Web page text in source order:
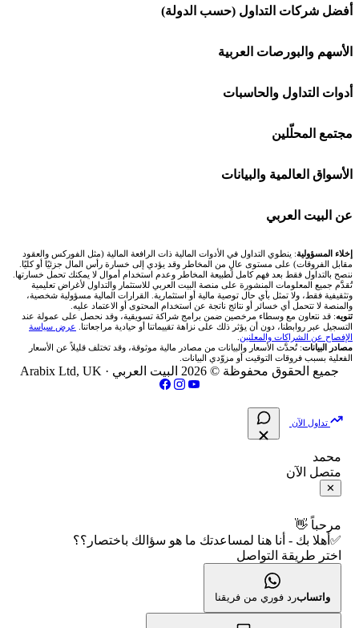
شركة Capital.com
افاتريد AvaTrade
اكسنس Exness
منصة بينانس
اكس تي بي XTB
انتراكتيف بروكرز IBKR
أفضل شركات التداول (حسب الدولة)
شركات تداول في السعودية
شركات تداول في الإمارات
شركات تداول في الكويت
شركات تداول في قطر
شركات تداول في الأردن
شركات تداول في العراق
شركات تداول في فلسطين
الأسهم والبورصات العربية
🌍 كل البورصات العربية
🇸🇦 السوق السعودية
🇦🇪 أسواق الإمارات
🇪🇬 البورصة المصرية
🇶🇦 بورصة قطر
🇯🇴 بورصة عمّان
🇧🇭 بورصة البحرين
فحص الأسهم الأمريكية الشرعي
📋 جميع الأسهم
🕌 الأسهم الحلال
👨‍🏫 العلماء والهيئات الشرعية
أدوات التداول والحاسبات
🕌 حاسبة الزكاة
💱 محول العملات
🧮 حاسبة حجم اللوت
📊 حاسبة قيمة النقطة
💰 حاسبة ربح الفوركس
📌 حاسبة النقاط المحورية
📏 حاسبة حجم المركز
📈 حاسبة عائد التداول
📊 حاسبة الربح التراكمي
🧮 حاسبة متوسط سعر السهم
📅 التقويم الاقتصادي
🕐 أوقات عمل السوق
مجتمع المحلّلين
🧱 حائط المجتمع
🏆 لوحة المحلّلين
✍️ اكتب تحليلك
الأسواق العالمية والبيانات
🌐 المؤشرات العالمية
🥇 سعر الذهب اليوم
🥇 أسعار الذهب والمعادن
💱 أسعار العملات والفوركس
💵 سعر الريال السعودي في مصر
📅 المؤشرات الاقتصادية
عن البيت العربي
من نحن
تواصل معنا
فريق المؤلفين
مقالات تعليمية
سياسة تقييم الشركات
الإبلاغ عن شركة نصابة
شروط الاستخدام
سياسة الخصوصية
إخلاء المسؤولية: ينطوي التداول في الأدوات المالية ذات الرافعة المالية (مثل الفوركس والعقود
مقابل الفروقات) على مستوى عالٍ من المخاطر وقد يؤدي إلى خسارة رأس المال جزئيًا أو كليًا.
ننصح بالتداول فقط بعد فهم كامل لطبيعة المخاطر وعدم استخدام أموال لا يمكنك تحمل خسارتها.
تُقدَّم جميع المعلومات المنشورة على منصة البيت العربي للاستثمار والتداول لأغراض تعليمية
وتثقيفية فقط، ولا تمثل بأي حال توصية مالية أو استثمارية. القرارات المالية مسؤولية شخصية،
والمنصة لا تتحمل أي خسائر أو نتائج ناتجة عن استخدام المحتوى أو الاعتماد عليه.
تنويه: قد نتعاون مع وسطاء مرخصين ضمن برامج شراكة تسويقية، وقد نحصل على عمولة عند
التسجيل عبر روابطنا، دون أن يؤثر ذلك على نزاهة تقييماتنا أو حيادية مراجعاتنا. عرض سياسة
الإفصاح عن الشراكات والمعلنين
مصادر البيانات: تُحدَّث الأسعار والبيانات من مصادر مالية موثوقة، وقد تختلف قليلاً عن الأسعار
الفعلية بسبب فروقات التوقيت أو مزوّدي البيانات.
جميع الحقوق محفوظة © 2026 البيت العربي · Arabix Ltd, UK
تداول الآن
محمد
متصل الآن
✕
مرحباً 👋
✅أهلا بك - أنا هنا لمساعدتك ما هو سؤالك باختصار؟؟
اختر طريقة التواصل
واتسابرد فوري من فريقنا